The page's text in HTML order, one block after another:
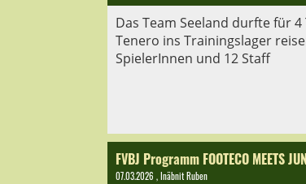
Das Team Seeland durfte für 4
Tenero ins Trainingslager
SpielerInnen und 12 Staff
FVBJ Programm FOOTECO MEETS
07.03.2026 , Inäbnit Ruben